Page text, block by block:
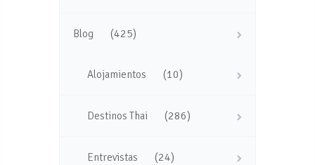
Blog (425)
Alojamientos (10)
Destinos Thai (286)
Entrevistas (24)